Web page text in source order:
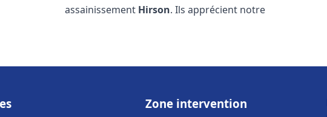
assainissement Hirson. Ils apprécient notre
Zone intervention